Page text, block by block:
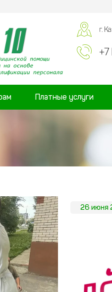
г.
Платные услуги
26 июня